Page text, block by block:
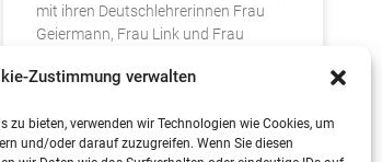
Zustimmung verwalten
zu bieten, verwenden wir Technologien wie Cookies, um
und/oder darauf zuzugreifen. Wenn Sie diesen
mit ihren Deutschlehrerinnen Frau
Geiermann, Frau Link und Frau